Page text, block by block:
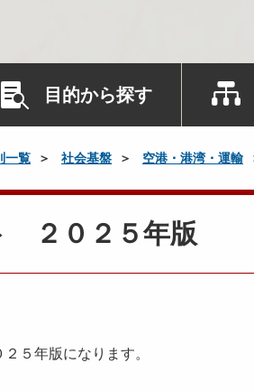
目的から探す
一覧 社会基盤 空港・港湾・運輸
２０２５年版
５年版になります。